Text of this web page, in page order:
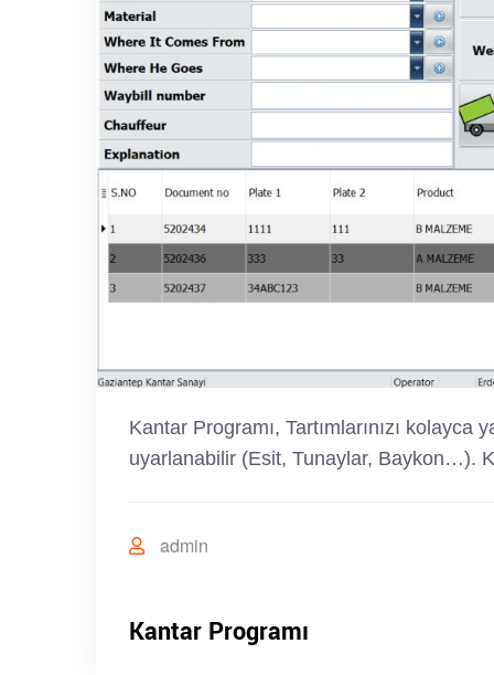
Kantar Programı, Tartımlarınızı
uyarlanabilir (Esit, Tunaylar, Baykon…).
admin
Kantar Programı